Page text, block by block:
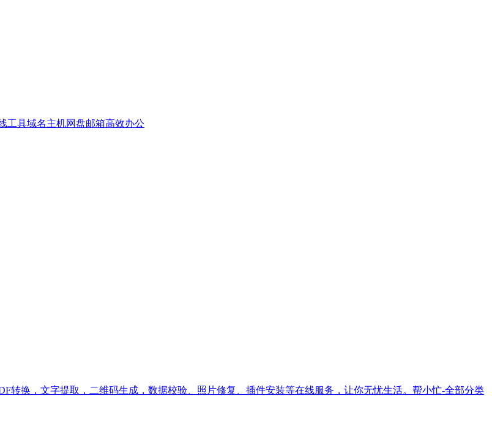
工具域名主机网盘邮箱高效办公
转换，文字提取，二维码生成，数据校验、照片修复、插件安装等在线服务，让你无忧生活。帮小忙-全部分类